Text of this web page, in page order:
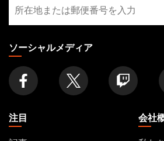
FOOTER
寄
り
の
店
舗
を
探
ソーシャルメディア
注目
会社